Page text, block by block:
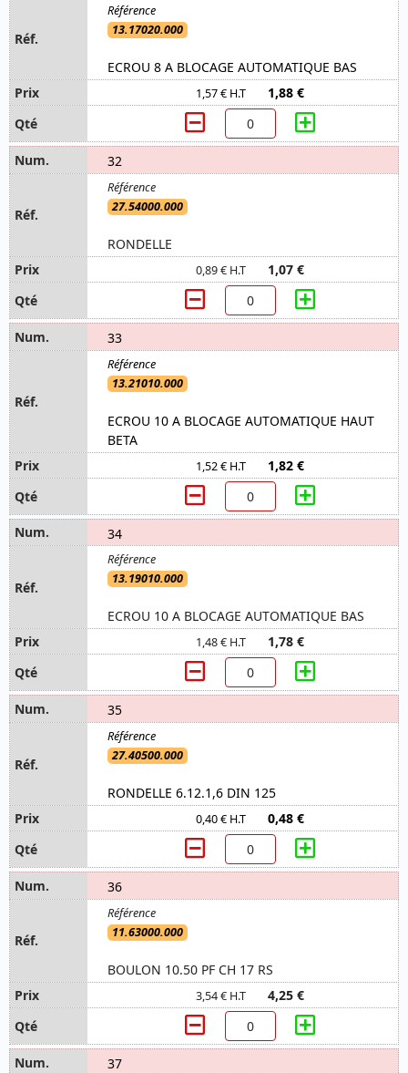
13.17020.000
ECROU 8 A BLOCAGE AUTOMATIQUE BAS
1,57 € H.T 1,88 €
32
27.54000.000
RONDELLE
0,89 € H.T 1,07 €
33
13.21010.000
ECROU 10 A BLOCAGE AUTOMATIQUE HAUT
BETA
1,52 € H.T 1,82 €
34
13.19010.000
ECROU 10 A BLOCAGE AUTOMATIQUE BAS
1,48 € H.T 1,78 €
35
27.40500.000
RONDELLE 6.12.1,6 DIN 125
0,40 € H.T 0,48 €
36
11.63000.000
BOULON 10.50 PF CH 17 RS
3,54 € H.T 4,25 €
37